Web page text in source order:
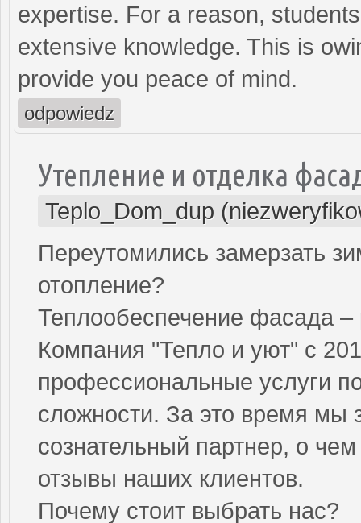
expertise. For a reason,
extensive knowledge. This is
provide you peace of mind.
odpowiedz
Утепление и отделка
Teplo_Dom_dup
Переутомились замерзать
отопление?
Теплообеспечение фасада
Компания "Тепло и уют" с
профессиональные услуги
сложности. За это время мы
сознательный партнер, о
отзывы наших клиентов.
Почему стоит выбрать нас?